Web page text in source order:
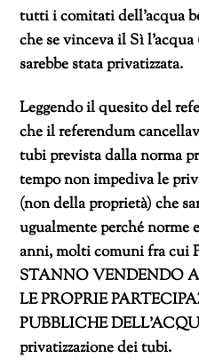
tutti i comitati dell’acqua
che se vinceva il Sì
sarebbe stata privatizzata.
Leggendo il quesito del
che il referendum
tubi prevista dalla norma
tempo non impediva le
(non della proprietà) che
ugualmente perché norme
anni, molti comuni fra cui
STANNO VENDENDO
LE PROPRIE
PUBBLICHE
privatizzazione dei tubi.